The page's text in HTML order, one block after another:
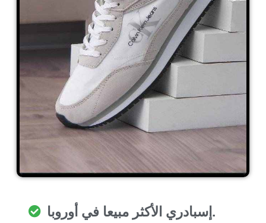
إسبادري الأكثر مبيعا في أوروبا.